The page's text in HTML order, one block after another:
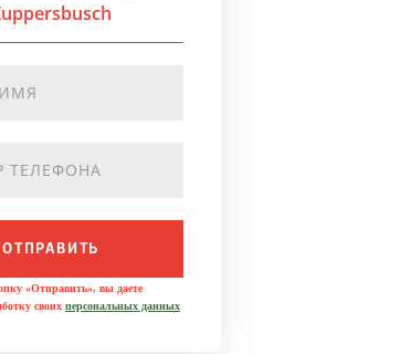
ОТПРАВИТЬ
«Отправить», вы даете
своих персональных данных